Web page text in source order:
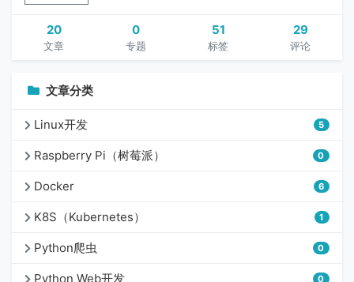
20
文章
0
专题
51
标签
29
评论
文章分类
Linux开发 5
Raspberry Pi（树莓派） 0
Docker 6
K8S（Kubernetes） 1
Python爬虫 0
Python Web开发 0